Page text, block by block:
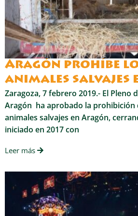
Aragón prohíbe
animales salvajes
Zaragoza, 7 febrero 2019.- El Pleno
Aragón ha aprobado la prohibición
animales salvajes en Aragón,
iniciado en 2017 con
Leer más